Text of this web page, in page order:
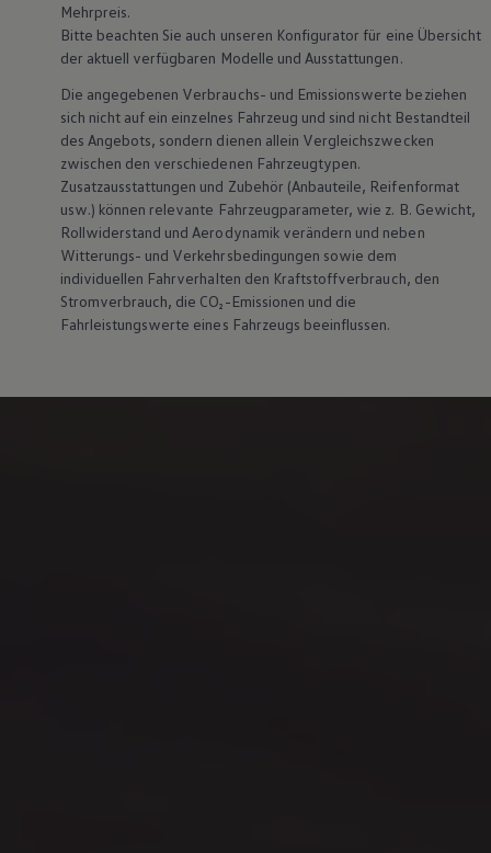
Mehrpreis.
Bitte beachten Sie auch unseren Konfigurator für eine Übersicht
der aktuell verfügbaren Modelle und Ausstattungen.
Die angegebenen Verbrauchs- und Emissionswerte beziehen
sich nicht auf ein einzelnes Fahrzeug und sind nicht Bestandteil
des Angebots, sondern dienen allein Vergleichszwecken
zwischen den verschiedenen Fahrzeugtypen.
Zusatzausstattungen und Zubehör (Anbauteile, Reifenformat
usw.) können relevante Fahrzeugparameter, wie z. B. Gewicht,
Rollwiderstand und Aerodynamik verändern und neben
Witterungs- und Verkehrsbedingungen sowie dem
individuellen Fahrverhalten den Kraftstoffverbrauch, den
Stromverbrauch, die CO₂-Emissionen und die
Fahrleistungswerte eines Fahrzeugs beeinflussen.